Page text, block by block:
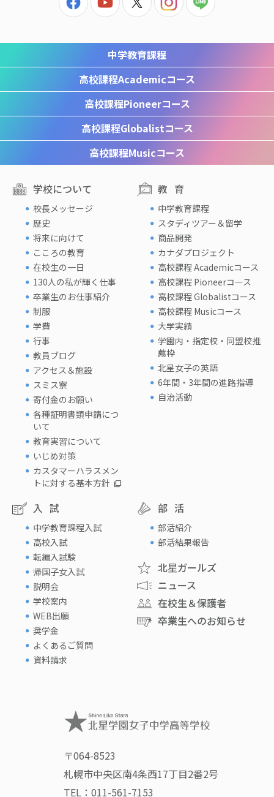
中学教育課程
高校課程Academicコース
高校課程Pioneerコース
高校課程Globalistコース
高校課程Musicコース
学校について
校長メッセージ
歴史
将来に向けて
こころの教育
在校生の一日
130人の私が輝く仕事
卒業生のお仕事紹介
制服
学費
行事
教員ブログ
アクセス＆施設
スミス寮
寄付金のお願い
各種証明書類申請につ
いて
教育実習について
いじめ対策
カスタマーハラスメン
トに対する基本方針
教育
中学教育課程
スタディツアー＆留学
商品開発
カナダプロジェクト
高校課程 Academicコース
高校課程 Pioneerコース
高校課程 Globalistコース
高校課程 Musicコース
大学実績
学園内・指定校・同盟校推
薦枠
北星女子の英語
6年間・3年間の進路指導
自治活動
入試
中学教育課程入試
高校入試
転編入試験
帰国子女入試
説明会
学校案内
WEB出願
奨学金
よくあるご質問
資料請求
部活
部活紹介
部活結果報告
北星ガールズ
ニュース
在校生＆保護者
卒業生へのお知らせ
〒064-8523
札幌市中央区南4条西17丁目2番2号
TEL： 011-561-7153